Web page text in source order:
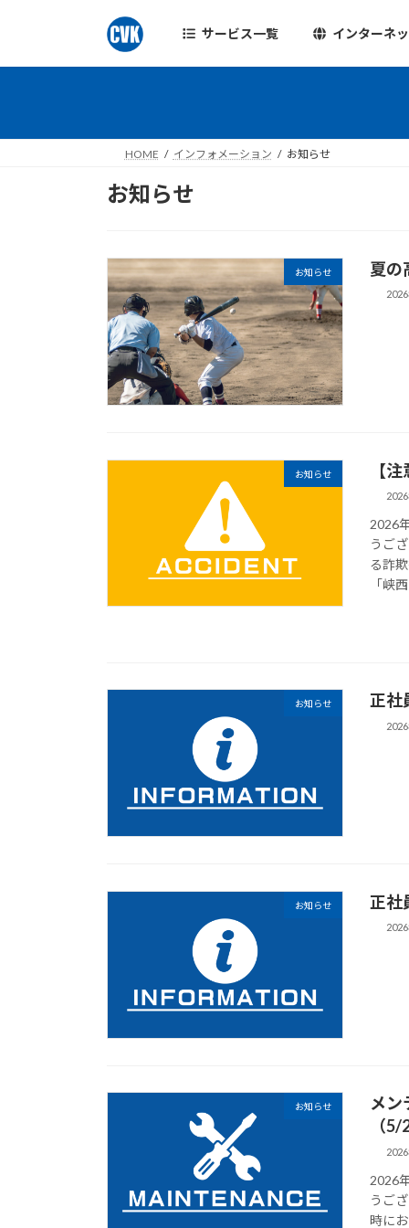
ス
ン
サービス一覧 インターネ
HOME インフォメーション お知らせ
お知らせ
お知らせ 夏の
お知らせ 【
2026
うご
る詐
「峡
お知らせ 正社
お知らせ 正社
お知らせ
メン
（
2026
うご
時に